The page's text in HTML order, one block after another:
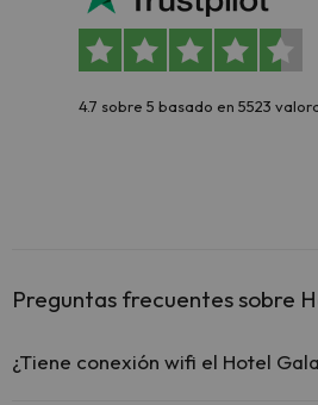
4.7 sobre 5 basado en 5523
Preguntas frecuentes sobre
¿Tiene conexión wifi el Hotel